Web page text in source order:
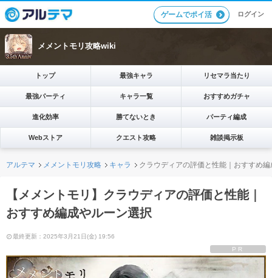
ゲームでポイ活 ログイン
メメントモリ攻略wiki
トップ 最強キャラ リセマラ当たり
最強パーティ キャラ一覧 おすすめガチャ
進化効率 勝てないとき パーティ編成
Webストア クエスト攻略 雑談掲示板
アルテマ メメントモリ攻略 キャラ クラウディアの評価と性能｜おすすめ
【メメントモリ】クラウディアの評価と性能｜
おすすめ編成やルーン選択
最終更新：2025年3月21日(金) 19:56
PR